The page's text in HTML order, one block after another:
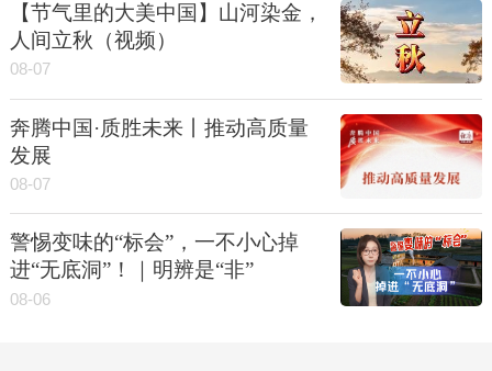
【节气里的大美中国】山河染金，
人间立秋（视频）
08-07
奔腾中国·质胜未来丨推动高质量
发展
08-07
警惕变味的“标会”，一不小心掉
进“无底洞”！｜明辨是“非”
08-06